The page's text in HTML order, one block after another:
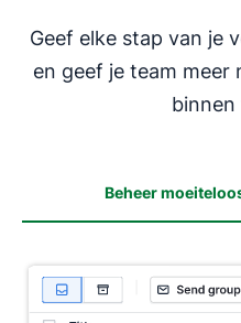
Geef elke stap van je
en geef je team meer
binnen
Beheer
Al je verkoopactiviteiten